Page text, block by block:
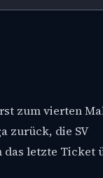
zum vierten
zurück, die SV
das letzte Ticket